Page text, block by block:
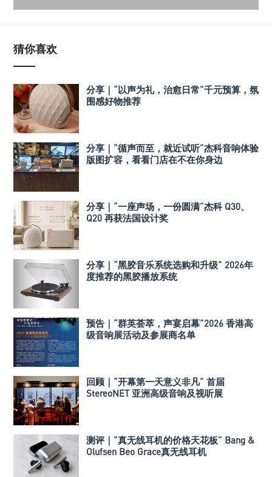
猜你喜欢
分享｜“以声为礼，治愈日常”千元预算，氛
围感好物推荐
分享｜“循声而至，就近试听”杰科音响体验
版图扩容，看看门店在不在你身边
分享｜“一座声场，一份圆满”杰科 Q30、
Q20 再获法国设计奖
分享｜“黑胶音乐系统选购和升级” 2026年
度推荐的黑胶播放系统
预告｜“群英荟萃，声宴启幕”2026 香港高
级音响展活动及参展商名单
回顾｜“开幕第一天意义非凡” 首届
StereoNET 亚洲高级音响及视听展
测评｜”真无线耳机的价格天花板” Bang &
Olufsen Beo Grace真无线耳机